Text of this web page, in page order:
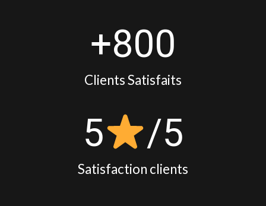
+800
Clients Satisfaits
5 /5
Satisfaction clients